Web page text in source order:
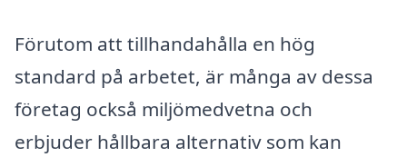
Förutom att tillhandahålla en hög
standard på arbetet, är många av dessa
företag också miljömedvetna och
erbjuder hållbara alternativ som kan